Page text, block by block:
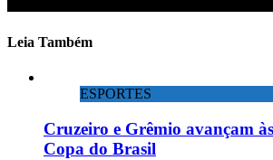
Leia Também
ESPORTES
Cruzeiro e Grêmio avançam
Copa do Brasil